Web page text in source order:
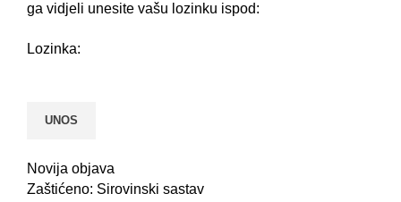
ga vidjeli unesite vašu lozinku ispod:
Lozinka:
Novija objava
Zaštićeno: Sirovinski sastav